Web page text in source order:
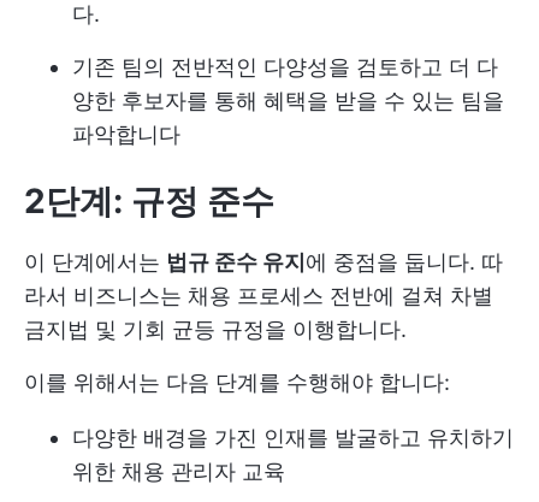
다.
기존 팀의 전반적인 다양성을 검토하고 더 다
양한 후보자를 통해 혜택을 받을 수 있는 팀을
파악합니다
2단계: 규정 준수
이 단계에서는 법규 준수 유지 에 중점을 둡니다. 따
라서 비즈니스는 채용 프로세스 전반에 걸쳐 차별
금지법 및 기회 균등 규정을 이행합니다.
이를 위해서는 다음 단계를 수행해야 합니다:
다양한 배경을 가진 인재를 발굴하고 유치하기
위한 채용 관리자 교육